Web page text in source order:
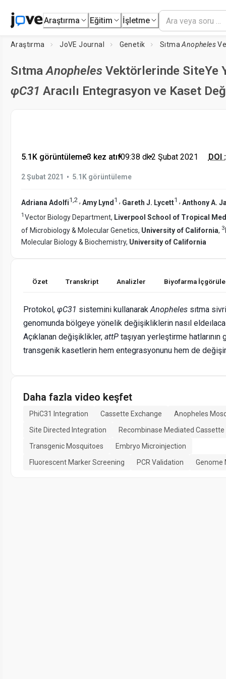
Araştırma Eğitim İşletme
Araştırma JoVE Journal Genetik SıtmaAnopheles
SıtmaAnopheles Vektörlerinde SiteYe
φC31 Aracılı Entegrasyon ve Kaset
5.1K görüntüleme•3 kez atıf•09:38 dk•2 Şubat 2021 DOI :
2 Şubat 2021 • 5.1K görüntüleme
Adriana Adolfi1,2 , Amy Lynd 1 , Gareth J. Lycett1 , Anthony A.
1 Vector Biology Department, Liverpool School of Tropical
of Microbiology & Molecular Genetics, University of California, 3
Molecular Biology & Biochemistry, University of California
Özet Transkript Analizler Biyofarma
Protokol, φC31 sistemini kullanarakAnopheles sıtma
genomunda bölgeye yönelik değişikliklerin nasıl
Açıklanan değişiklikler, attP taşıyan yerleştirme hatlarının
transgenik kasetlerin hem entegrasyonunu hem de
Daha fazla video keşfet
PhiC31 Integration Cassette Exchange
Anopheles
Site Directed Integration
Recombinase Mediated Cassette
Transgenic Mosquitoes
Embryo Microinjection
Fluorescent Marker Screening
PCR Validation Genome